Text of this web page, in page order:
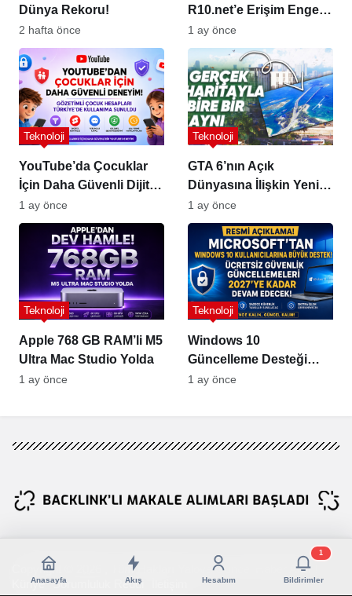
Dünya Rekoru!
2 hafta önce
R10.net’e Erişim Engeli
Kararı!
1 ay önce
YouTube’da Çocuklar
İçin Daha Güvenli Dijital
Deneyim
Teknoloji
1 ay önce
GTA 6’nın Açık
Dünyasına İlişkin Yeni
Detaylar Sızdı!
Teknoloji
1 ay önce
Apple 768 GB RAM’li M5
Ultra Mac Studio Yolda
Teknoloji
1 ay önce
Windows 10
Güncelleme Desteği
2027’ye Uzatıldı
Teknoloji
1 ay önce
Anasayfa Akış Hesabım Bildirimler
1
Copyright © 2026 , Tüm Hakları Yalova Güncel Haber Aittir !
Künye Sorumluluk Reddi